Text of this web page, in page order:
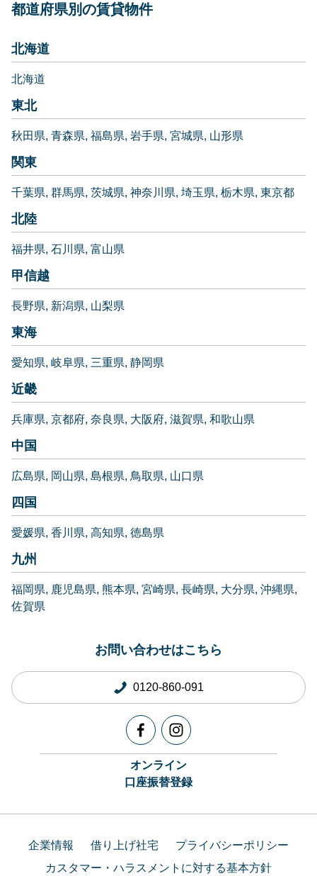
都道府県別の賃貸物件
北海道
北海道
東北
秋田県 青森県 福島県 岩手県 宮城県 山形県
関東
千葉県 群馬県 茨城県 神奈川県 埼玉県 栃木県 東京都
北陸
福井県 石川県 富山県
甲信越
長野県 新潟県 山梨県
東海
愛知県 岐阜県 三重県 静岡県
近畿
兵庫県 京都府 奈良県 大阪府 滋賀県 和歌山県
中国
広島県 岡山県 島根県 鳥取県 山口県
四国
愛媛県 香川県 高知県 徳島県
九州
福岡県 鹿児島県 熊本県 宮崎県 長崎県 大分県 沖縄県
佐賀県
お問い合わせはこちら
0120-860-091
オンライン
口座振替登録
企業情報 借り上げ社宅
プライバシーポリシー
カスタマー・ハラスメントに対する基本方針